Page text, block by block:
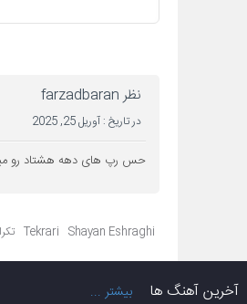
نظر farzadbaran
در تاریخ :آوریل 25, 2025
حس رپ های دهه هشتاد رو
Shayan Eshraghi
Tekrari
آخرین آهنگ ها
بیشتر ...